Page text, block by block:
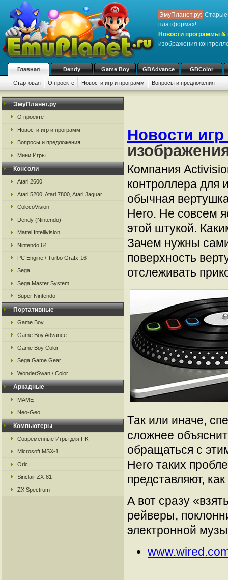
ЭмуПланет.ру: Старые
платформах!
Новости программы &
изображения
Главная Dendy Game Boy GBAdvance GBColor
Стартовая О проекте Новости игр и программ Вопросы и предложения
ЭмуПланет.ру
О проекте
Новости игр и программ
Вопросы и предложения
Мини Игры
Консоли
Atari 2600
Atari 5200, Atari 7800, Atari Jaguar
ColecoVision
Dendy (Nintendo)
Mattel Intellivision
Nintendo 64
PC Engine / Turbo Grafx-16
Sega
Sega Master System
Super Nintendo
Портативные
Game Boy
Game Boy Advance
Game Boy Color
Sega Game Gear
WonderSwan / Color
Аркадные
MAME
Neo-Geo
Компьютеры
Современные Игры для ПК
Microsoft MSX-1
Oric
Sinclair ZX-81
ZX Spectrum
Новости
Компания
контроллера для
обычная
Hero. Не совсем
этой штукой.
Зачем нужны
поверхность
отслеживать
Так или иначе,
сложнее
обращаться с
Hero таких
представляют,
А вот сразу
рейверы,
электронной